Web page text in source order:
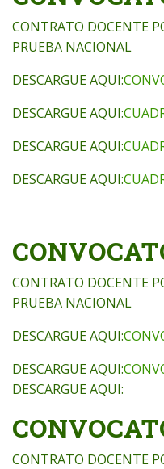
CONTRATO DOCENTE
PRUEBA NACIONAL
DESCARGUE AQUI:
DESCARGUE AQUI:
DESCARGUE AQUI:
DESCARGUE AQUI:
CONTRATO DOCENTE
PRUEBA NACIONAL
DESCARGUE AQUI:
DESCARGUE AQUI:
DESCARGUE AQUI:
CONTRATO DOCENTE